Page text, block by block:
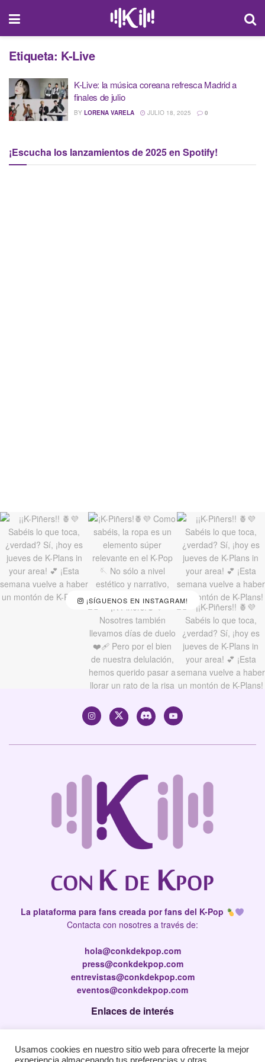
Etiqueta: K-Live
K-Live: la música coreana refresca Madrid a
finales de julio
BY LORENA VARELA JULIO 18, 2025 0
¡Escucha los lanzamientos de 2025 en Spotify!
¡SÍGUENOS EN INSTAGRAM!
La plataforma para fans creada por fans del K-Pop
Contacta con nosotres a través de:
hola@conkdekpop.com
press@conkdekpop.com
entrevistas@conkdekpop.com
eventos@conkdekpop.com
Enlaces de interés
Política de privacidad
Usamos cookies en nuestro sitio web para ofrecerte la mejor